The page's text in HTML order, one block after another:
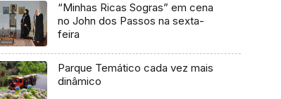
“Minhas Ricas Sogras” em cena
no John dos Passos na sexta-
feira
Parque Temático cada vez mais
dinâmico